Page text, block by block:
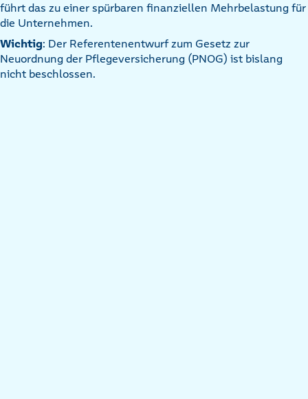
führt das zu einer spürbaren finanziellen Mehrbelastung für
die Unternehmen.
Wichtig: Der Referentenentwurf zum Gesetz zur
Neuordnung der Pflegeversicherung (PNOG) ist bislang
nicht beschlossen.